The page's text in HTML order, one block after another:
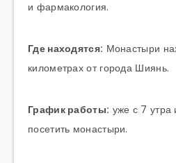
и фармакология.
Где находятся: Монастыри
километрах от города Шиянь.
График работы: уже с 7
посетить монастыри.